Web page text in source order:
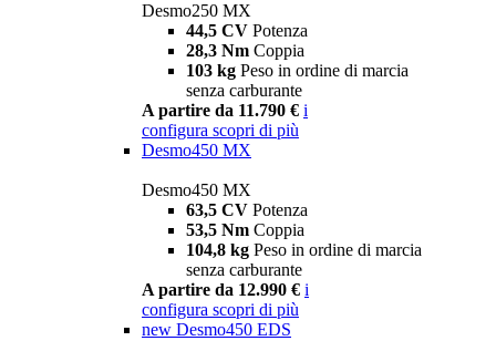
Desmo250 MX
44,5 CV Potenza
28,3 Nm Coppia
103 kg Peso in ordine di marcia
senza carburante
A partire da 11.790 € i
configura scopri di più
Desmo450 MX
Desmo450 MX
63,5 CV Potenza
53,5 Nm Coppia
104,8 kg Peso in ordine di marcia
senza carburante
A partire da 12.990 € i
configura scopri di più
new Desmo450 EDS